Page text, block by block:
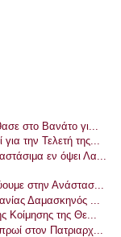
στο Βανάτο γι...
την Τελετή της...
εν όψει Λα...
στην Ανάστασ...
Δαμασκηνός ...
Κοίμησης της Θε...
στον Πατριαρχ...